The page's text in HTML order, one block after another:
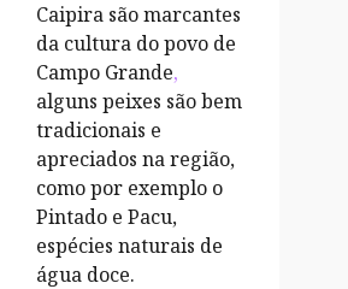
Caipira são marcantes
da cultura do povo de
Campo Grande,
alguns peixes são bem
tradicionais e
apreciados na região,
como por exemplo o
Pintado e Pacu,
espécies naturais de
água doce.